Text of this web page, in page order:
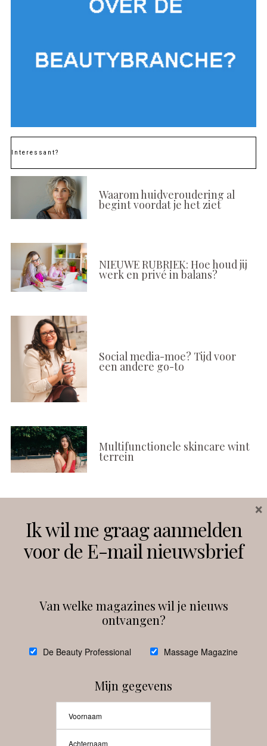
Interessant?
Waarom huidveroudering al
begint voordat je het ziet
NIEUWE RUBRIEK: Hoe houd jij
werk en privé in balans?
Social media-moe? Tijd voor
een andere go-to
Multifunctionele skincare wint
terrein
Instagram Facebook
debeautyprofessional
Ik wil me graag aanmelden
voor de E-mail nieuwsbrief
Van welke magazines wil je nieuws
ontvangen?
De Beauty Professional Massage Magazine
Mijn gegevens
×